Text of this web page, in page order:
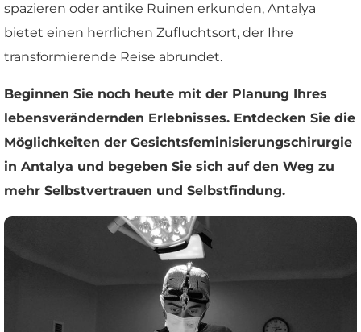
spazieren oder antike Ruinen erkunden, Antalya
bietet einen herrlichen Zufluchtsort, der Ihre
transformierende Reise abrundet.
Beginnen Sie noch heute mit der Planung Ihres
lebensverändernden Erlebnisses. Entdecken Sie die
Möglichkeiten der Gesichtsfeminisierungschirurgie
in Antalya und begeben Sie sich auf den Weg zu
mehr Selbstvertrauen und Selbstfindung.